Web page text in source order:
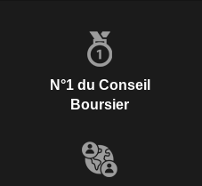
N°1 du Conseil
Boursier